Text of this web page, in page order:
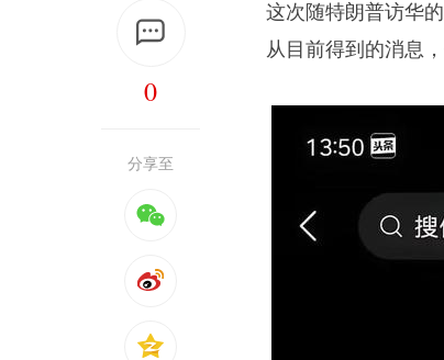
0
分享至
这次随特朗普访华
从目前得到的消息